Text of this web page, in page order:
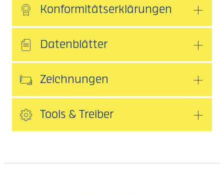
Konformitätserklärungen
Datenblätter
Zeichnungen
Tools & Treiber